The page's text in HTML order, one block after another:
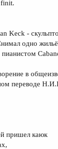
Keck -
одно
в
переводе
пришел каюк